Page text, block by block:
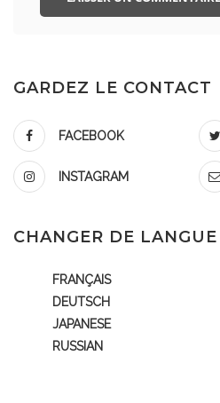
GARDEZ LE CONTACT
FACEBOOK
INSTAGRAM
CHANGER DE LANGUE
FRANÇAIS
DEUTSCH
JAPANESE
RUSSIAN